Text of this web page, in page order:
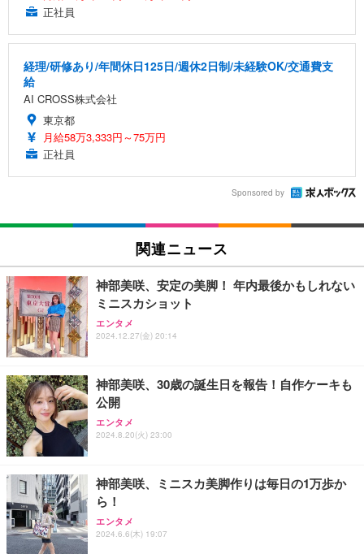
正社員
経理/研修あり/年間休日125日/週休2日制/未経験OK/交通費支
給
AI CROSS株式会社
東京都
月給58万3,333円～75万円
正社員
Sponsored by
関連ニュース
神部美咲、安定の美脚！ 年内最後かもしれない
ミニスカショット
エンタメ
2024.12.27(金) 20:14
神部美咲、30歳の誕生日を報告！自作ケーキも
公開
エンタメ
2024.8.20(火) 23:00
神部美咲、ミニスカ美脚作りは毎日の1万歩か
ら！
エンタメ
2024.6.6(木) 19:07